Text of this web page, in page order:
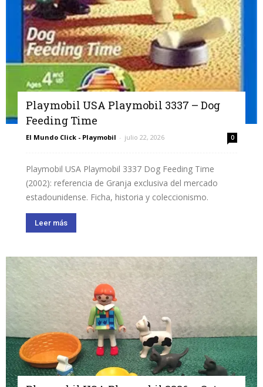
Playmobil USA Playmobil 3337 – Dog
Feeding Time
El Mundo Click - Playmobil - julio 22, 2026 0
Playmobil USA Playmobil 3337 Dog Feeding Time
(2002): referencia de Granja exclusiva del mercado
estadounidense. Ficha, historia y coleccionismo.
Leer más